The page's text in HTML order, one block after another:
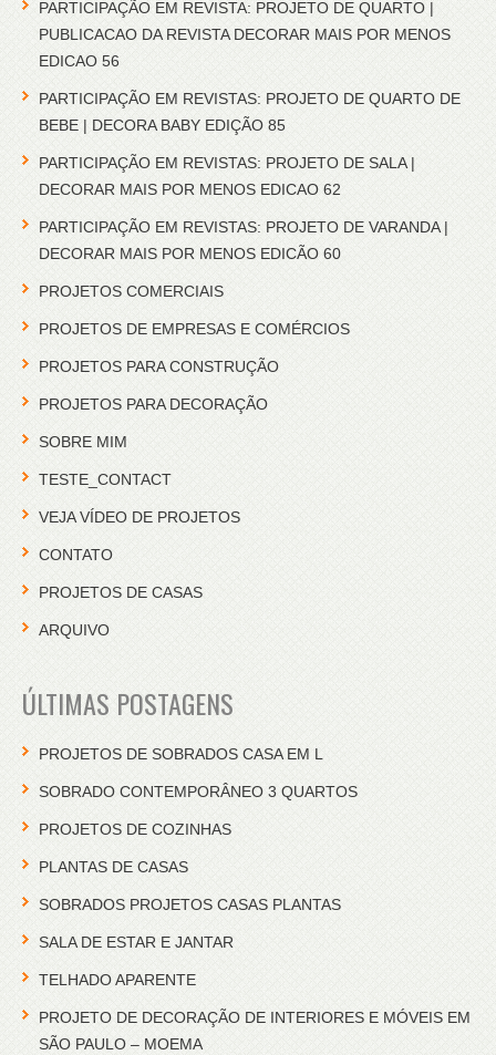
PARTICIPAÇÃO EM REVISTA: PROJETO DE QUARTO |
PUBLICACAO DA REVISTA DECORAR MAIS POR MENOS
EDICAO 56
PARTICIPAÇÃO EM REVISTAS: PROJETO DE QUARTO DE
BEBE | DECORA BABY EDIÇÃO 85
PARTICIPAÇÃO EM REVISTAS: PROJETO DE SALA |
DECORAR MAIS POR MENOS EDICAO 62
PARTICIPAÇÃO EM REVISTAS: PROJETO DE VARANDA |
DECORAR MAIS POR MENOS EDICÃO 60
PROJETOS COMERCIAIS
PROJETOS DE EMPRESAS E COMÉRCIOS
PROJETOS PARA CONSTRUÇÃO
PROJETOS PARA DECORAÇÃO
SOBRE MIM
TESTE_CONTACT
VEJA VÍDEO DE PROJETOS
CONTATO
PROJETOS DE CASAS
ARQUIVO
ÚLTIMAS POSTAGENS
PROJETOS DE SOBRADOS CASA EM L
SOBRADO CONTEMPORÂNEO 3 QUARTOS
PROJETOS DE COZINHAS
PLANTAS DE CASAS
SOBRADOS PROJETOS CASAS PLANTAS
SALA DE ESTAR E JANTAR
TELHADO APARENTE
PROJETO DE DECORAÇÃO DE INTERIORES E MÓVEIS EM
SÃO PAULO – MOEMA